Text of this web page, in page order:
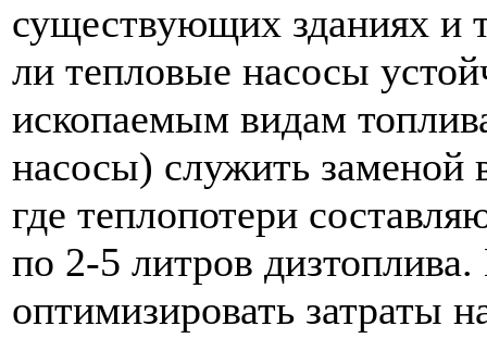
существующих зданиях и
ли тепловые насосы
ископаемым видам
насосы) служить заменой
где теплопотери
по 2-5 литров
оптимизировать затраты